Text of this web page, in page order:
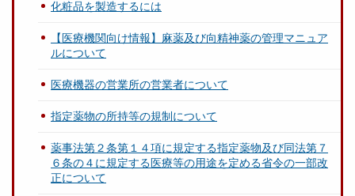
化粧品を製造するには
【医療機関向け情報】麻薬及び向精神薬の管理マニュア
ルについて
医療機器の営業所の営業者について
指定薬物の所持等の規制について
薬事法第２条第１４項に規定する指定薬物及び同法第７
６条の４に規定する医療等の用途を定める省令の一部改
正について